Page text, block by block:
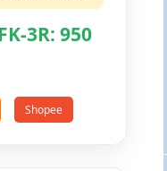
3R: 950
Shopee